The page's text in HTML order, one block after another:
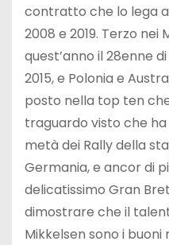
contratto che lo lega
2008 e 2019. Terzo nei
quest’anno il 28enne
2015, e Polonia e
posto nella top ten
traguardo visto che
metà dei Rally della
Germania, e ancor di
delicatissimo Gran
dimostrare che il
Mikkelsen sono i